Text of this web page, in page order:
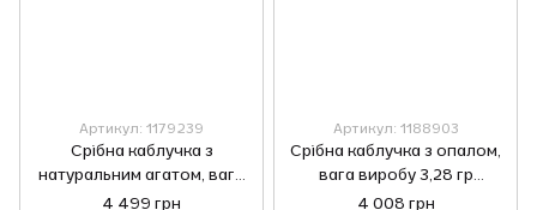
Артикул: 1179239
Срібна каблучка з
натуральним агатом, вага
виробу 2,67 гр (1179239)
4 499 грн
Артикул: 1188903
Срібна каблучка з опалом,
вага виробу 3,28 гр
(1188903) 17 розмір
4 008 грн